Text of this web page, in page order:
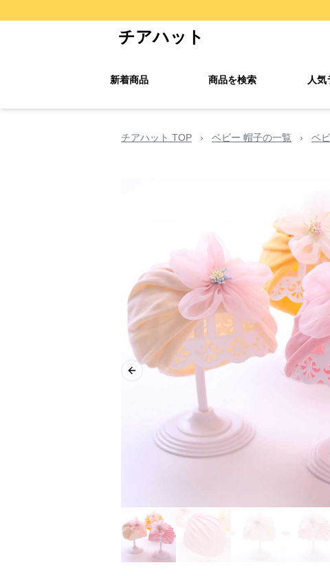
チアハット
新着商品 商品を検索 人気
チアハット TOP › ベビー 帽子の一覧 › ベ
Previous slide